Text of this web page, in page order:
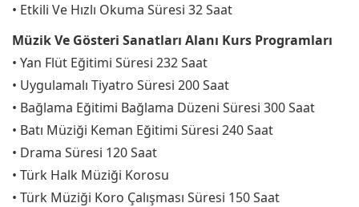
• Etkili Ve Hızlı Okuma Süresi 32 Saat
Müzik Ve Gösteri Sanatları Alanı Kurs Programları
• Yan Flüt Eğitimi Süresi 232 Saat
• Uygulamalı Tiyatro Süresi 200 Saat
• Bağlama Eğitimi Bağlama Düzeni Süresi 300 Saat
• Batı Müziği Keman Eğitimi Süresi 240 Saat
• Drama Süresi 120 Saat
• Türk Halk Müziği Korosu
• Türk Müziği Koro Çalışması Süresi 150 Saat